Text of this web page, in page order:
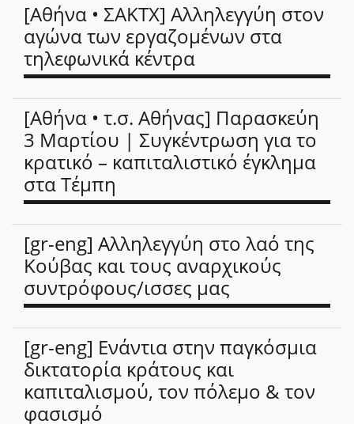
[Aθήνα • ΣΑΚΤΧ] Αλληλεγγύη στον
αγώνα των εργαζομένων στα
τηλεφωνικά κέντρα
[Aθήνα • τ.σ. Αθήνας] Παρασκεύη
3 Μαρτίου | Συγκέντρωση για το
κρατικό – καπιταλιστικό έγκλημα
στα Τέμπη
[gr-eng] Αλληλεγγύη στο λαό της
Κούβας και τους αναρχικούς
συντρόφους/ισσες μας
[gr-eng] Ενάντια στην παγκόσμια
δικτατορία κράτους και
καπιταλισμού, τον πόλεμο & τον
φασισμό